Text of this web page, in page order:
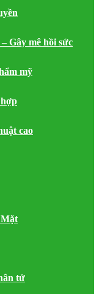
Gây mê hồi sức
mỹ
cao
tử